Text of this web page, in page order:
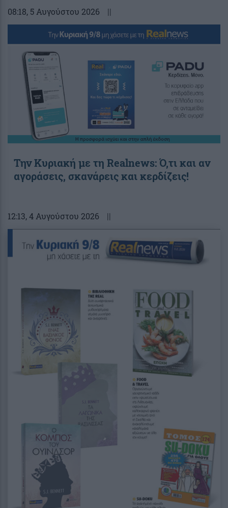
08:18, 5 Αυγούστου 2026 ||
Την Κυριακή με τη Realnews: Ό,τι και αν
αγοράσεις, σκανάρεις και κερδίζεις!
12:13, 4 Αυγούστου 2026 ||